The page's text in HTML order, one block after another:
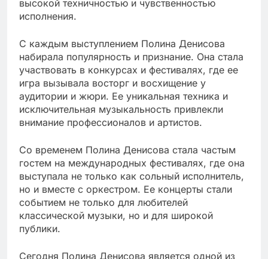
высокой техничностью и чувственностью
исполнения.
С каждым выступлением Полина Денисова
набирала популярность и признание. Она стала
участвовать в конкурсах и фестивалях, где ее
игра вызывала восторг и восхищение у
аудитории и жюри. Ее уникальная техника и
исключительная музыкальность привлекли
внимание профессионалов и артистов.
Со временем Полина Денисова стала частым
гостем на международных фестивалях, где она
выступала не только как сольный исполнитель,
но и вместе с оркестром. Ее концерты стали
событием не только для любителей
классической музыки, но и для широкой
публики.
Сегодня Полина Денисова является одной из